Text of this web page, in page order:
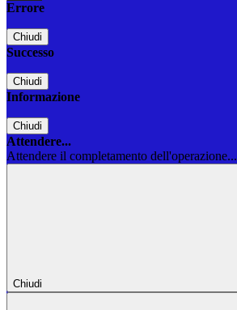
Errore
Chiudi
Successo
Chiudi
Informazione
Chiudi
Attendere...
Attendere il completamento dell'operazione...
Chiudi